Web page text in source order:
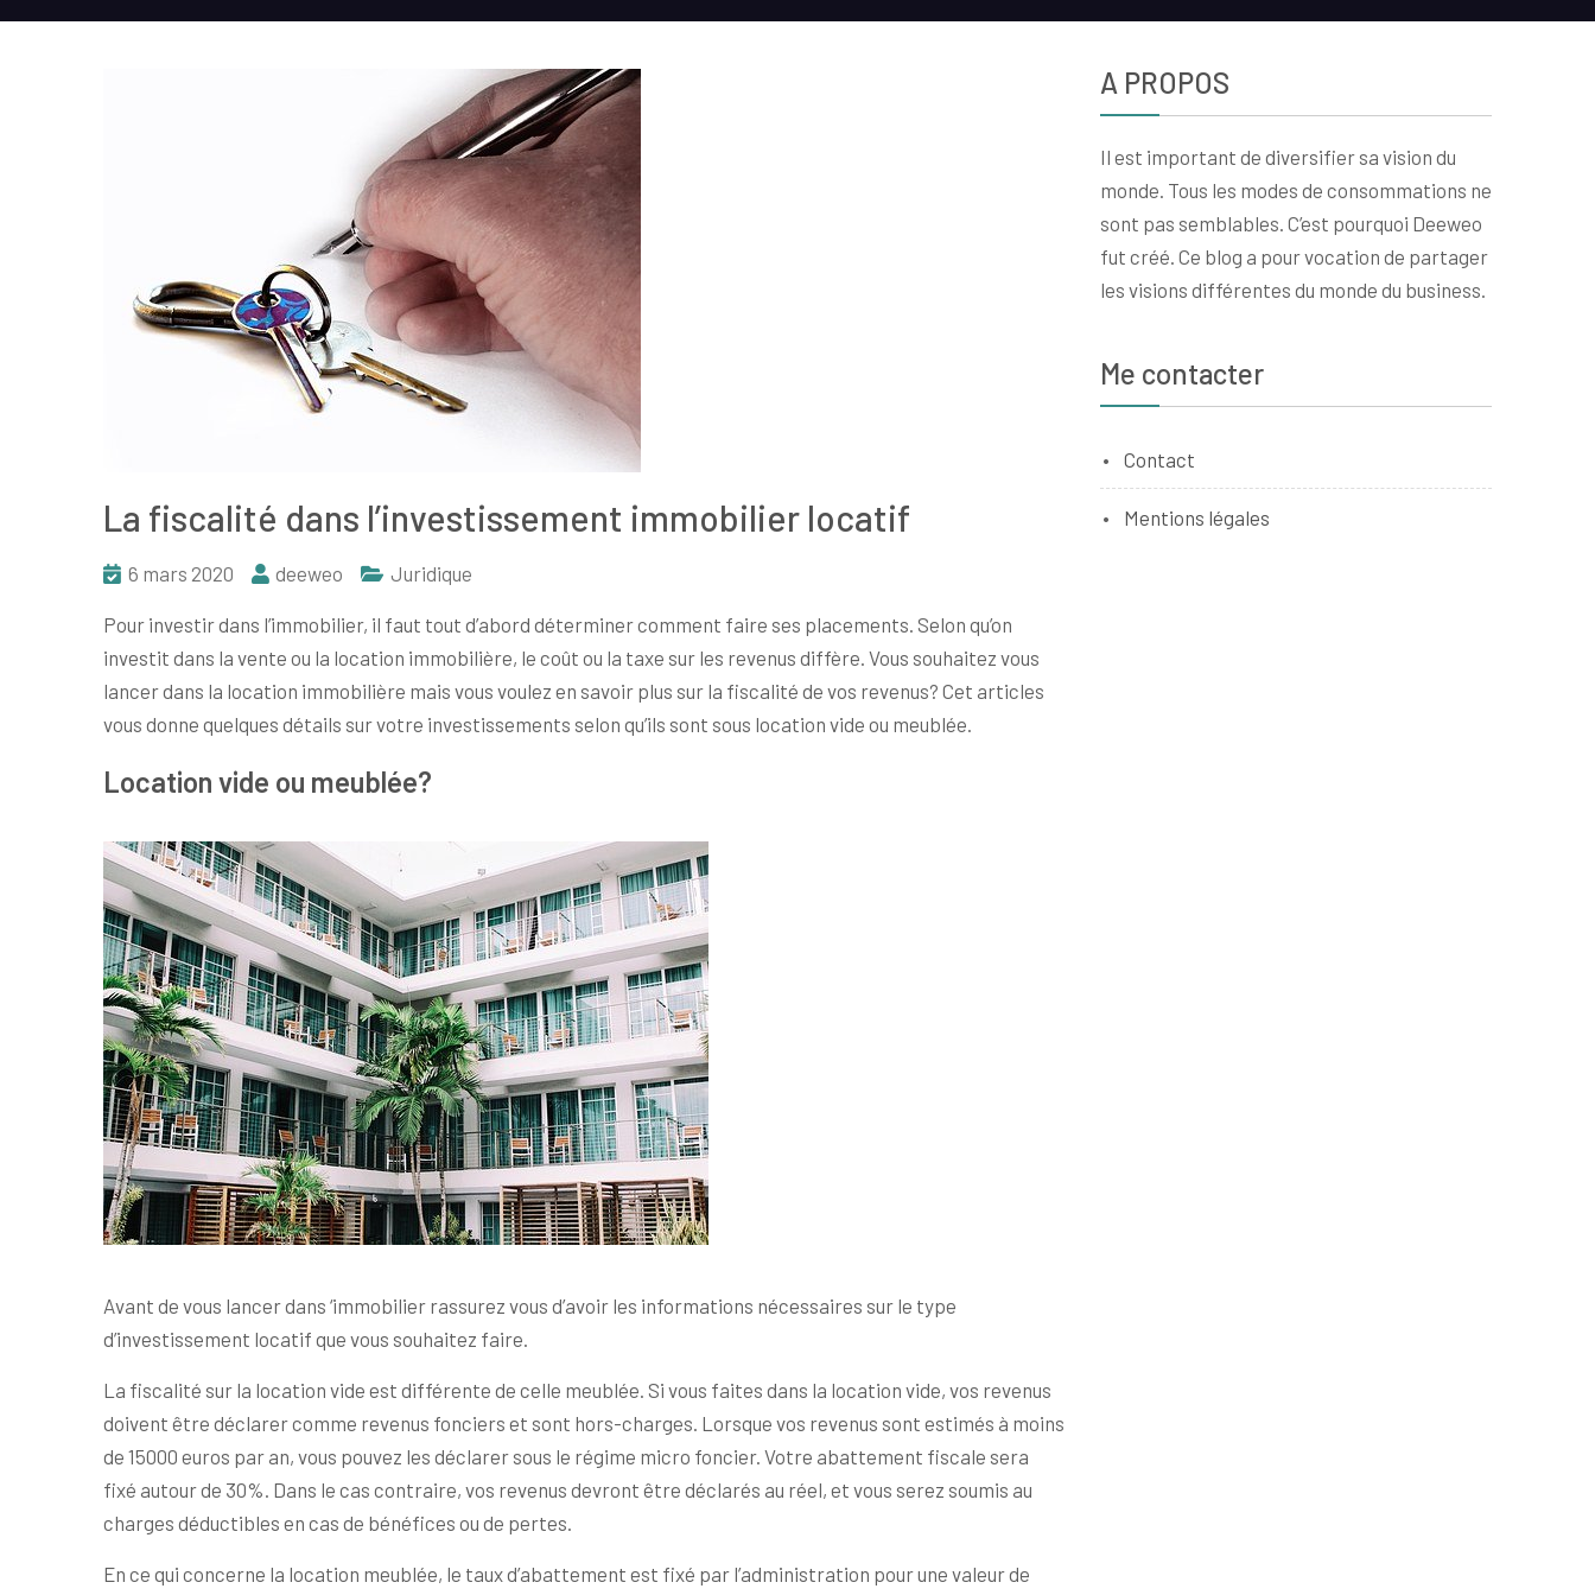
La fiscalité dans l’investissement immobilier locatif
6 mars 2020 deeweo Juridique
Pour investir dans l’immobilier, il faut tout d’abord déterminer comment faire ses placements. Selon qu’on
investit dans la vente ou la location immobilière, le coût ou la taxe sur les revenus diffère. Vous souhaitez vous
lancer dans la location immobilière mais vous voulez en savoir plus sur la fiscalité de vos revenus? Cet articles
vous donne quelques détails sur votre investissements selon qu’ils sont sous location vide ou meublée.
Location vide ou meublée?
Avant de vous lancer dans ‘immobilier rassurez vous d’avoir les informations nécessaires sur le type
d’investissement locatif que vous souhaitez faire.
La fiscalité sur la location vide est différente de celle meublée. Si vous faites dans la location vide, vos revenus
doivent être déclarer comme revenus fonciers et sont hors-charges. Lorsque vos revenus sont estimés à moins
de 15000 euros par an, vous pouvez les déclarer sous le régime micro foncier. Votre abattement fiscale sera
fixé autour de 30%. Dans le cas contraire, vos revenus devront être déclarés au réel, et vous serez soumis au
charges déductibles en cas de bénéfices ou de pertes.
En ce qui concerne la location meublée, le taux d’abattement est fixé par l’administration pour une valeur de
A PROPOS
Il est important de diversifier sa vision du
monde. Tous les modes de consommations ne
sont pas semblables. C’est pourquoi Deeweo
fut créé. Ce blog a pour vocation de partager
les visions différentes du monde du business.
Me contacter
Contact
Mentions légales